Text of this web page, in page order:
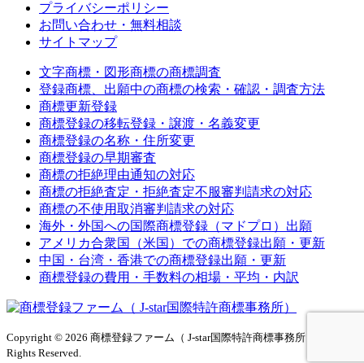
プライバシーポリシー
お問い合わせ・無料相談
サイトマップ
文字商標・図形商標の商標調査
登録商標、出願中の商標の検索・確認・調査方法
商標更新登録
商標登録の移転登録・譲渡・名義変更
商標登録の名称・住所変更
商標登録の早期審査
商標の拒絶理由通知の対応
商標の拒絶査定・拒絶査定不服審判請求の対応
商標の不使用取消審判請求の対応
海外・外国への国際商標登録（マドプロ）出願
アメリカ合衆国（米国）での商標登録出願・更新
中国・台湾・香港での商標登録出願・更新
商標登録の費用・手数料の相場・平均・内訳
Copyright © 2026 商標登録ファーム（ J-star国際特許商標事務所）All
Rights Reserved.